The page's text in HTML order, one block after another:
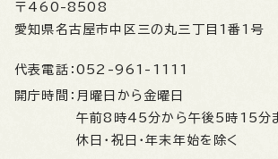
〒460-8508
愛知県名古屋市中区三の丸三丁目1番1号
代表電話： 052-961-1111
開庁時間： 月曜日から金曜日
午前8時45分から午後5時15分
休日・祝日・年末年始を除く